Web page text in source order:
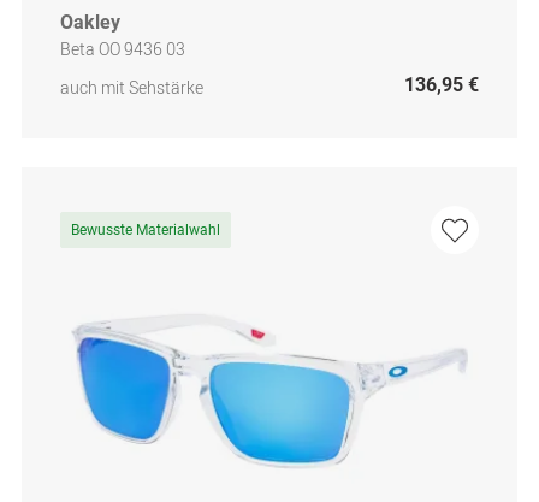
Oakley
Beta OO 9436 03
auch mit Sehstärke
136,95 €
Bewusste Materialwahl